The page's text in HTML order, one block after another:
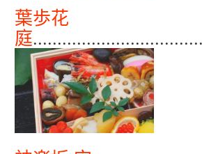
葉歩花
庭.